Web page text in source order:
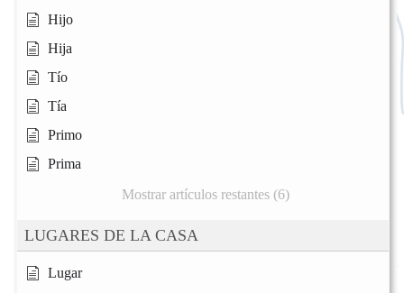
Hijo
Hija
Tío
Tía
Primo
Prima
Mostrar artículos restantes (6)
LUGARES DE LA CASA
Lugar